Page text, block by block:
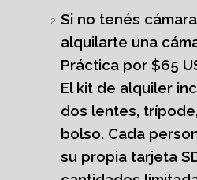
Si no tenés
alquilarte una
Práctica por $65
El kit de alquiler
dos lentes,
bolso. Cada
su propia tarjeta